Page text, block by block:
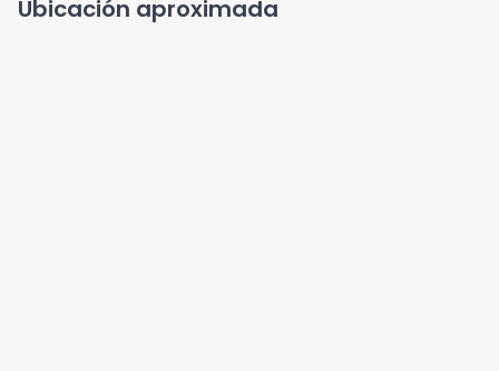
Ubicación aproximada